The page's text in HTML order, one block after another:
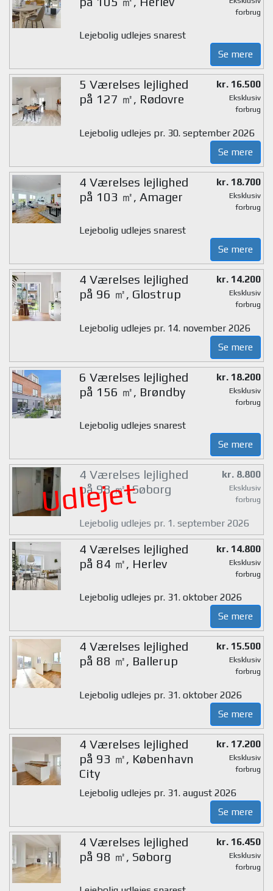
forbrug
Lejebolig udlejes snarest
Se mere
5 Værelses lejlighed
på 127 ㎡, Rødovre
kr. 16.500
Eksklusiv
forbrug
Lejebolig udlejes pr. 30. september 2026
Se mere
4 Værelses lejlighed
på 103 ㎡, Amager
kr. 18.700
Eksklusiv
forbrug
Lejebolig udlejes snarest
Se mere
4 Værelses lejlighed
på 96 ㎡, Glostrup
kr. 14.200
Eksklusiv
forbrug
Lejebolig udlejes pr. 14. november 2026
Se mere
6 Værelses lejlighed
på 156 ㎡, Brøndby
kr. 18.200
Eksklusiv
forbrug
Lejebolig udlejes snarest
Se mere
Udlejet
4 Værelses lejlighed
på 98 ㎡, Søborg
kr. 8.800
Eksklusiv
forbrug
Lejebolig udlejes pr. 1. september 2026
4 Værelses lejlighed
på 84 ㎡, Herlev
kr. 14.800
Eksklusiv
forbrug
Lejebolig udlejes pr. 31. oktober 2026
Se mere
4 Værelses lejlighed
på 88 ㎡, Ballerup
kr. 15.500
Eksklusiv
forbrug
Lejebolig udlejes pr. 31. oktober 2026
Se mere
4 Værelses lejlighed
på 93 ㎡, København
City
kr. 17.200
Eksklusiv
forbrug
Lejebolig udlejes pr. 31. august 2026
Se mere
4 Værelses lejlighed
på 98 ㎡, Søborg
kr. 16.450
Eksklusiv
forbrug